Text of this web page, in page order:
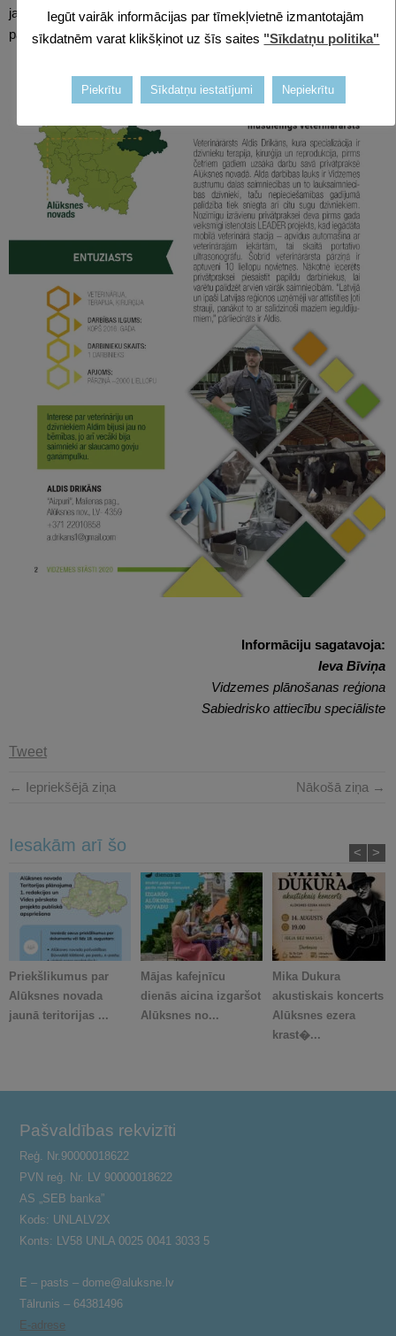
jauna izvirzītie uzņēmēji, gan arī iepriekšējo gadu nominanti un
pašvaldību pārstāvji.
Informāciju sagatavoja:
Ieva Bīviņa
Vidzemes plānošanas reģiona
Sabiedrisko attiecību speciāliste
Tweet
← Iepriekšējā ziņa Nākošā ziņa →
Iesakām arī šo
Priekšlikumus par
Alūksnes novada
jaunā teritorijas ...
Mājas kafejnīcu
dienās aicina izgaršot
Alūksnes no...
Mika Dukura
akustiskais koncerts
Alūksnes ezera
krast�...
< >
Pašvaldības rekvizīti
Reģ. Nr.90000018622
PVN reģ. Nr. LV 90000018622
AS „SEB banka”
Kods: UNLALV2X
Konts: LV58 UNLA 0025 0041 3033 5
E – pasts – dome@aluksne.lv
Tālrunis – 64381496
E-adrese
Iegūt vairāk informācijas par tīmekļvietnē izmantotajām
sīkdatnēm varat klikšķinot uz šīs saites "Sīkdatņu politika"
Piekrītu Sīkdatņu iestatījumi Nepiekrītu